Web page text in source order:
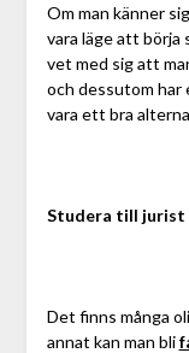
Om man känner
vara läge att börja
vet med sig att
och dessutom har
vara ett bra
Studera till jurist
Det finns många
annat kan man bli